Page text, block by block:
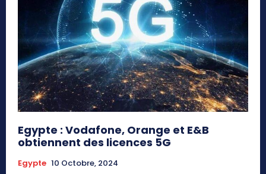
Egypte : Vodafone, Orange et E&B
obtiennent des licences 5G
Egypte 10 Octobre, 2024